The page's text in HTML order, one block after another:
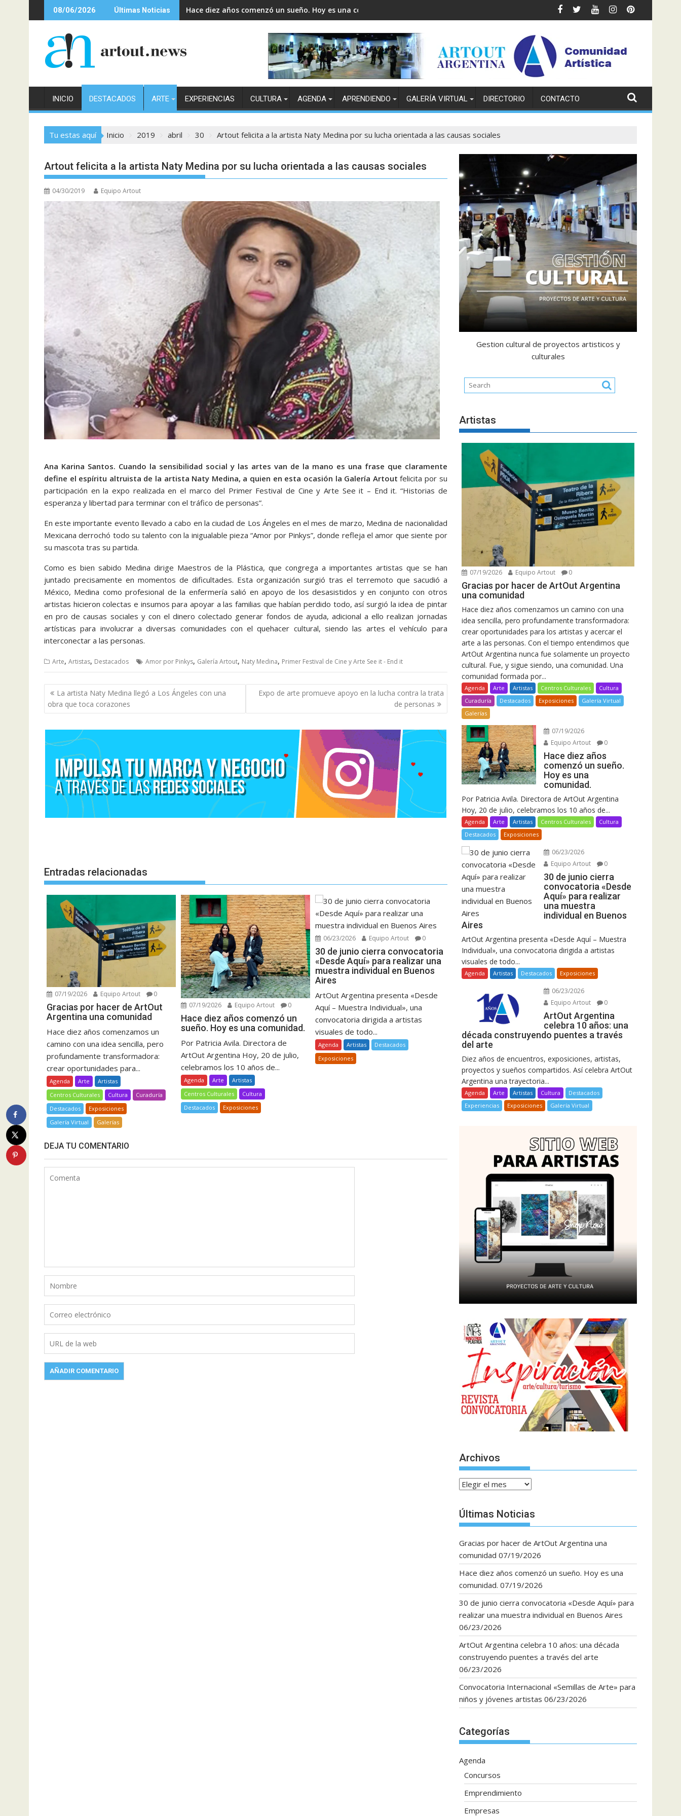
al
08/06/2026 Últimas Noticias Hace diez años comenzó un sueño. Hoy es una comunidad.
INICIO DESTACADOS ARTE EXPERIENCIAS CULTURA AGENDA APRENDIENDO GALERÍA VIRTUAL DIRECTORIO CONTACTO
Tu estas aquí Inicio 2019 abril 30 Artout felicita a la artista Naty Medina por su lucha orientada a las causas sociales
Artout felicita a la artista Naty Medina por su lucha orientada a las causas sociales
04/30/2019 Equipo Artout
Ana Karina Santos. Cuando la sensibilidad social y las artes van de la mano es una frase que claramente
define el espíritu altruista de la artista Naty Medina, a quien en esta ocasión la Galería Artout felicita por su
participación en la expo realizada en el marco del Primer Festival de Cine y Arte See it – End it. “Historias de
esperanza y libertad para terminar con el tráfico de personas”.
En este importante evento llevado a cabo en la ciudad de Los Ángeles en el mes de marzo, Medina de nacionalidad
Mexicana derrochó todo su talento con la inigualable pieza “Amor por Pinkys”, donde refleja el amor que siente por
su mascota tras su partida.
Como es bien sabido Medina dirige Maestros de la Plástica, que congrega a importantes artistas que se han
juntado precisamente en momentos de dificultades. Esta organización surgió tras el terremoto que sacudió a
México, Medina como profesional de la enfermería salió en apoyo de los desasistidos y en conjunto con otros
artistas hicieron colectas e insumos para apoyar a las familias que habían perdido todo, así surgió la idea de pintar
en pro de causas sociales y con el dinero colectado generar fondos de ayuda, adicional a ello realizan jornadas
artísticas para involucrar a diversas comunidades con el quehacer cultural, siendo las artes el vehículo para
interconectar a las personas.
Arte, Artistas, Destacados Amor por Pinkys, Galería Artout, Naty Medina, Primer Festival de Cine y Arte See it - End it
Navegación
de
entradas
La artista Naty Medina llegó a Los Ángeles con una
obra que toca corazones
Expo de arte promueve apoyo en la lucha contra la trata
de personas
Entradas relacionadas
07/19/2026 Equipo Artout 0
Gracias por hacer de ArtOut
Argentina una comunidad
Hace diez años comenzamos un
camino con una idea sencilla, pero
profundamente transformadora:
crear oportunidades para...
Agenda Arte
Artistas
Centros Culturales
Cultura
Curaduría
Destacados
Exposiciones
Galería Virtual
Galerías
07/19/2026 Equipo Artout 0
Hace diez años comenzó un
sueño. Hoy es una comunidad.
Por Patricia Avila. Directora de
ArtOut Argentina Hoy, 20 de julio,
celebramos los 10 años de...
Agenda Arte
Artistas
Centros Culturales
Cultura
Destacados
Exposiciones
06/23/2026 Equipo Artout 0
30 de junio cierra convocatoria
«Desde Aquí» para realizar una
muestra individual en Buenos
Aires
ArtOut Argentina presenta «Desde
Aquí – Muestra Individual», una
convocatoria dirigida a artistas
visuales de todo...
Agenda Artistas
Destacados
Exposiciones
DEJA TU COMENTARIO
Gestion cultural de proyectos artisticos y
culturales
Artistas
07/19/2026 Equipo Artout 0
Gracias por hacer de ArtOut Argentina
una comunidad
Hace diez años comenzamos un camino con una
idea sencilla, pero profundamente transformadora:
crear oportunidades para los artistas y acercar el
arte a las personas. Con el tiempo entendimos que
ArtOut Argentina nunca fue solamente un proyecto
cultural. Fue, y sigue siendo, una comunidad. Una
comunidad formada por...
Agenda Arte Artistas Centros Culturales
Cultura
Curaduría
Destacados Exposiciones
Galería Virtual
Galerías
07/19/2026
Equipo Artout
0
Hace diez años
comenzó un sueño.
Hoy es una
comunidad.
Por Patricia Avila. Directora de ArtOut Argentina
Hoy, 20 de julio, celebramos los 10 años de...
Agenda Arte Artistas Centros Culturales
Cultura
Destacados
Exposiciones
06/23/2026
Equipo Artout
0
30 de junio cierra
convocatoria «Desde
Aquí» para realizar
una muestra
individual en Buenos
Aires
ArtOut Argentina presenta «Desde Aquí – Muestra
Individual», una convocatoria dirigida a artistas
visuales de todo...
Agenda Artistas Destacados Exposiciones
06/23/2026
Equipo Artout
0
ArtOut Argentina
celebra 10 años: una
década construyendo puentes a través
del arte
Diez años de encuentros, exposiciones, artistas,
proyectos y sueños compartidos. Así celebra ArtOut
Argentina una trayectoria...
Agenda Arte Artistas Cultura
Destacados
Experiencias
Exposiciones Galería Virtual
Archivos
Archivos
Últimas Noticias
Gracias por hacer de ArtOut Argentina una
comunidad 07/19/2026
Hace diez años comenzó un sueño. Hoy es una
comunidad. 07/19/2026
30 de junio cierra convocatoria «Desde Aquí» para
realizar una muestra individual en Buenos Aires
06/23/2026
ArtOut Argentina celebra 10 años: una década
construyendo puentes a través del arte
06/23/2026
Convocatoria Internacional «Semillas de Arte» para
niños y jóvenes artistas 06/23/2026
Categorías
Agenda
Concursos
Emprendimiento
Empresas